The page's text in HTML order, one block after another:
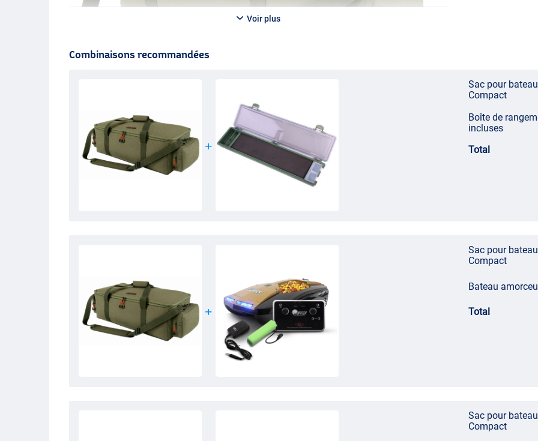
Voir plus
Combinaisons recommandées
Sac pour
Compact
Boîte de
incluses
Total
Sac pour
Compact
Bateau
Total
Sac pour
Compact